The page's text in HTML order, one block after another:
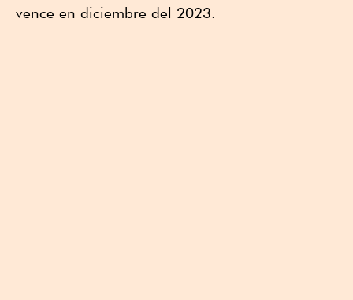
vence en diciembre del 2023.